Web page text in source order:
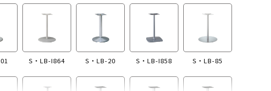
S・LB-I864 S・LB-20 S・LB-I858 S・LB-85